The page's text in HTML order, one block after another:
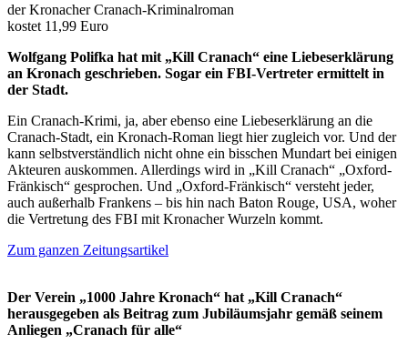
der Kronacher Cranach-Kriminalroman
kostet 11,99 Euro
Wolfgang Polifka hat mit „Kill Cranach“ eine Liebeserklärung
an Kronach geschrieben. Sogar ein FBI-Vertreter ermittelt in
der Stadt.
Ein Cranach-Krimi, ja, aber ebenso eine Liebeserklärung an die
Cranach-Stadt, ein Kronach-Roman liegt hier zugleich vor. Und der
kann selbstverständlich nicht ohne ein bisschen Mundart bei einigen
Akteuren auskommen. Allerdings wird in „Kill Cranach“ „Oxford-
Fränkisch“ gesprochen. Und „Oxford-Fränkisch“ versteht jeder,
auch außerhalb Frankens – bis hin nach Baton Rouge, USA, woher
die Vertretung des FBI mit Kronacher Wurzeln kommt.
Zum ganzen Zeitungsartikel
Der Verein „1000 Jahre Kronach“ hat „Kill Cranach“
herausgegeben als Beitrag zum Jubiläumsjahr gemäß seinem
Anliegen „Cranach für alle“